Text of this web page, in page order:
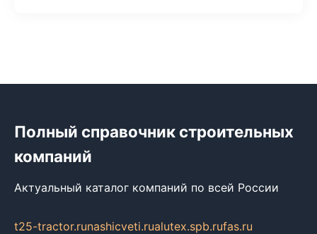
Полный справочник строительных
компаний
Актуальный каталог компаний по всей России
t25-tractor.runashicveti.rualutex.spb.rufas.ru